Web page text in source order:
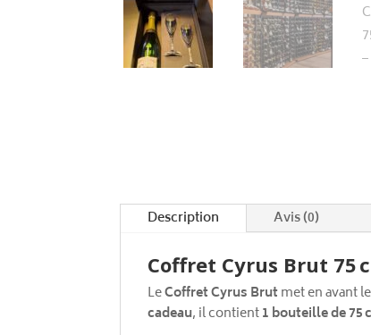
Description Avis (0)
Coffret Cyrus Brut 75
LeCoffret Cyrus Brutmet en avant
cadeau, il contient1 bouteille de 75